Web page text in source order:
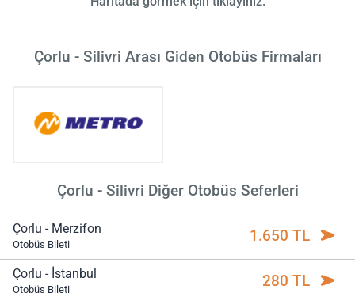
Çorlu - Silivri Arası Giden Otobüs Firmaları
Çorlu - Silivri Diğer Otobüs Seferleri
Çorlu - Merzifon
Otobüs Bileti 1.650 TL
Çorlu - İstanbul
Otobüs Bileti 280 TL